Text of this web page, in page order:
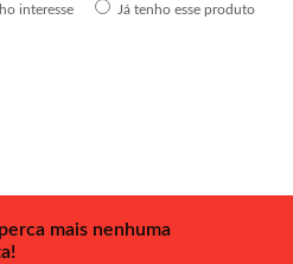
interesse Já tenho esse produto
mais nenhuma